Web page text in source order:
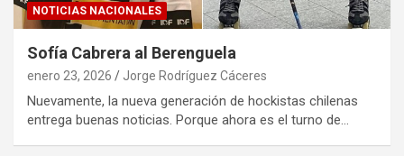
NOTICIAS NACIONALES
Sofía Cabrera al Berenguela
enero 23, 2026 Jorge Rodríguez Cáceres
Nuevamente, la nueva generación de hockistas chilenas
entrega buenas noticias. Porque ahora es el turno de…